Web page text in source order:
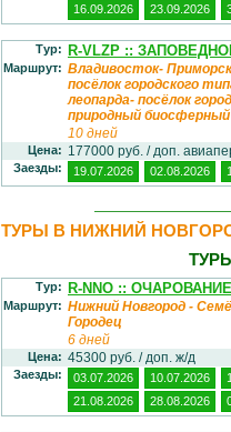
16.09.2026
23.09.2026
Тур: R-VLZP ::
Маршрут: Владивосток-
посёлок городского
леопарда- посёлок
природный биосферный
10 дней
Цена: 177000 руб. / доп.
Заезды: 19.07.2026 02.08.2026
ТУРЫ В НИЖНИЙ
Тур: R-NNO ::
Маршрут: Нижний Новгород -
Городец
6 дней
Цена: 45300 руб. / доп. ж/д
Заезды: 03.07.2026 10.07.2026
21.08.2026
28.08.2026